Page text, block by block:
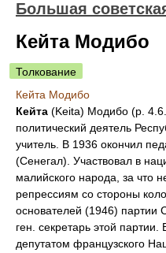
Большая
Кейта Модибо
Толкование
Кейта Модибо
Кейта (Keita) Модибо (р.
политический деятель
учитель. В 1936 окончил
(Сенегал). Участвовал в
малийского народа, за что
репрессиям со стороны
основателей (1946) партии
ген. секретарь этой
депутатом французского